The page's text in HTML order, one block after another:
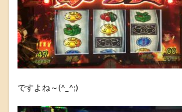
ですよね～(^_^;)